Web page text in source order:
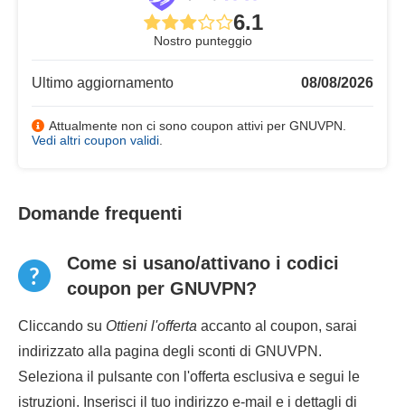
6.1
Nostro punteggio
Ultimo aggiornamento 08/08/2026
Attualmente non ci sono coupon attivi per GNUVPN.
Vedi altri coupon validi
Domande frequenti
Come si usano/attivano i codici
coupon per GNUVPN?
Cliccando su Ottieni l'offerta accanto al coupon, sarai
indirizzato alla pagina degli sconti di GNUVPN.
Seleziona il pulsante con l'offerta esclusiva e segui le
istruzioni. Inserisci il tuo indirizzo e-mail e i dettagli di